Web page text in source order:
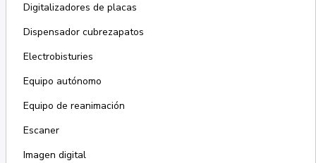
Digitalizadores de placas
Dispensador cubrezapatos
Electrobisturies
Equipo autónomo
Equipo de reanimación
Escaner
Imagen digital